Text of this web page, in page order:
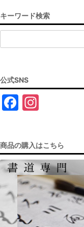
キーワード検索
索:
公式SNS
F
e
b
o
o
k
gr
a
m
商品の購入はこちら